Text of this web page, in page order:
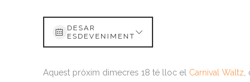
DESAR
ESDEVENIMENT
Aquest pròxim dimecres 18 té lloc el Carnival Waltz